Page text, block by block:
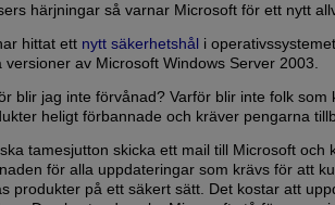
härjningar så varnar Microsoft för ett nytt
hittat ett nytt säkerhetshål i
versioner av Microsoft Windows Server 2003.
blir jag inte förvånad? Varför blir inte folk som
heligt förbannade och kräver pengarna
tamesjutton skicka ett mail till Microsoft och
för alla uppdateringar som krävs för att
produkter på ett säkert sätt. Det kostar att